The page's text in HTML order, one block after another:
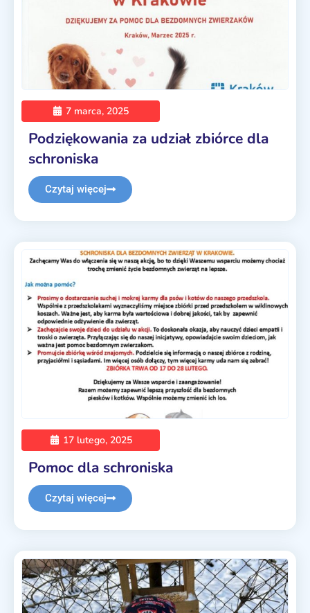
7 marca, 2025
Podziękowania za udział zbiórce dla
schroniska
Czytaj więcej
17 lutego, 2025
Pomoc dla schroniska
Czytaj więcej